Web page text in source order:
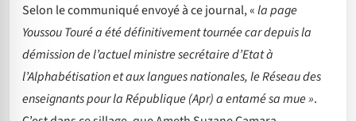
Selon le communiqué envoyé à ce journal, «la page
Youssou Touré a été définitivement tournée car depuis la
démission de l’actuel ministre secrétaire d’Etat à
l’Alphabétisation et aux langues nationales, le Réseau des
enseignants pour la République (Apr) a entamé sa mue ».